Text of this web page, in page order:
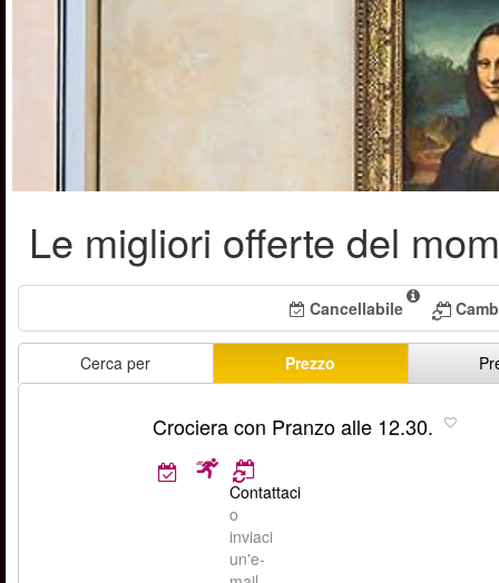
Le migliori offerte del
Cancellabile
Cerca per Prezzo
Crociera con Pranzo alle 12.30.
Contattaci
o
inviaci
un'e-